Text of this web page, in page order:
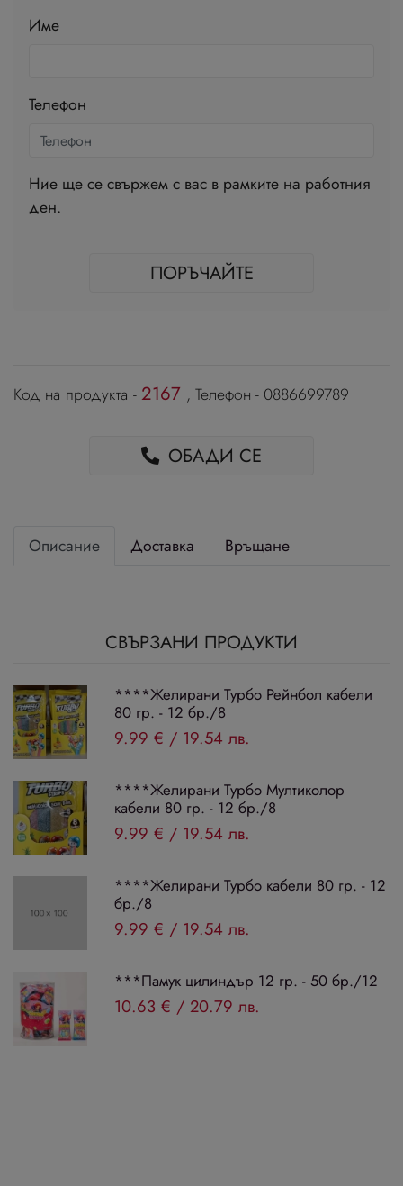
Име
Телефон
Ние ще се свържем с вас в рамките на работния
ден.
ПОРЪЧАЙТЕ
Код на продукта - 2167 , Телефон - 0886699789
ОБАДИ СЕ
Описание Доставка Връщане
СВЪРЗАНИ ПРОДУКТИ
****Желирани Турбо Рейнбол кабели
80 гр. - 12 бр./8
9.99 € / 19.54 лв.
****Желирани Турбо Мултиколор
кабели 80 гр. - 12 бр./8
9.99 € / 19.54 лв.
****Желирани Турбо кабели 80 гр. - 12
бр./8
9.99 € / 19.54 лв.
***Памук цилиндър 12 гр. - 50 бр./12
10.63 € / 20.79 лв.